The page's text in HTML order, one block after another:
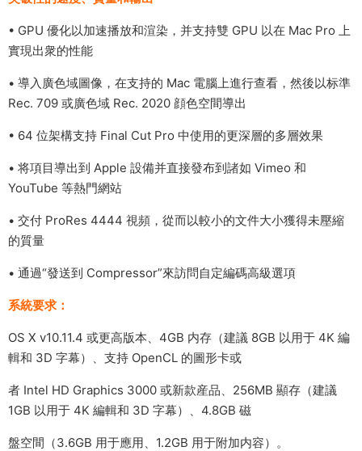
• GPU 優化以加速播放和渲染，并支持雙 GPU 以在 Mac Pro 上
實現出衆的性能
• 導入廣色域圖像，在支持的 Mac 電腦上進行查看，然後以标準
Rec. 709 或廣色域 Rec. 2020 顔色空間導出
• 64 位架構支持 Final Cut Pro 中使用的更深層的多層效果
• 将項目導出到 Apple 設備并直接發布到諸如 Vimeo 和
YouTube 等熱門網站
• 交付 ProRes 4444 視頻，從而以較小的文件大小獲得未壓縮
的質量
• 通過“發送到 Compressor”來訪問自定編碼高級選項
系統要求：
OS X v10.11.4 或更高版本、4GB 内存（建議 8GB 以用于 4K 編
輯和 3D 字幕）、支持 OpenCL 的圖形卡或
者 Intel HD Graphics 3000 或新款産品、256MB 顯存（建議
1GB 以用于 4K 編輯和 3D 字幕）、4.8GB 磁
盤空間（3.6GB 用于應用、1.2GB 用于附加内容）。